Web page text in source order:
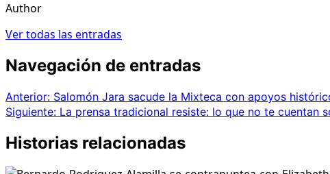
Author
Ver todas las entradas
Navegación de entradas
Anterior: Salomón Jara sacude la Mixteca con apoyos
Siguiente: La prensa tradicional resiste: lo que no te cuentan
Historias relacionadas